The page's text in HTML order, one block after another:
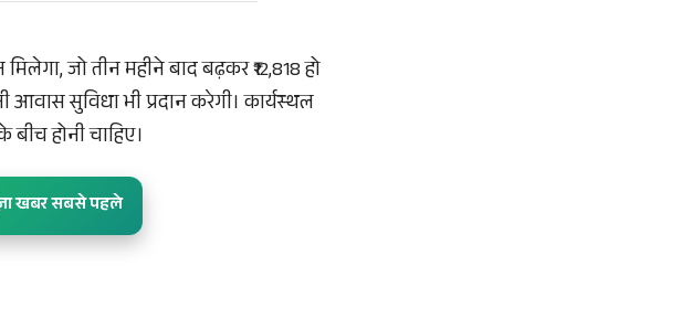
जो तीन महीने बाद बढ़कर ₹12,818 हो
आवास सुविधा भी प्रदान करेगी। कार्यस्थल
होनी चाहिए।
खबर सबसे पहले